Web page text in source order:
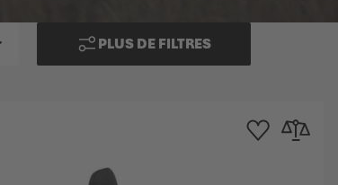
PLUS DE FILTRES
Ajouter à la liste
Ajouter au